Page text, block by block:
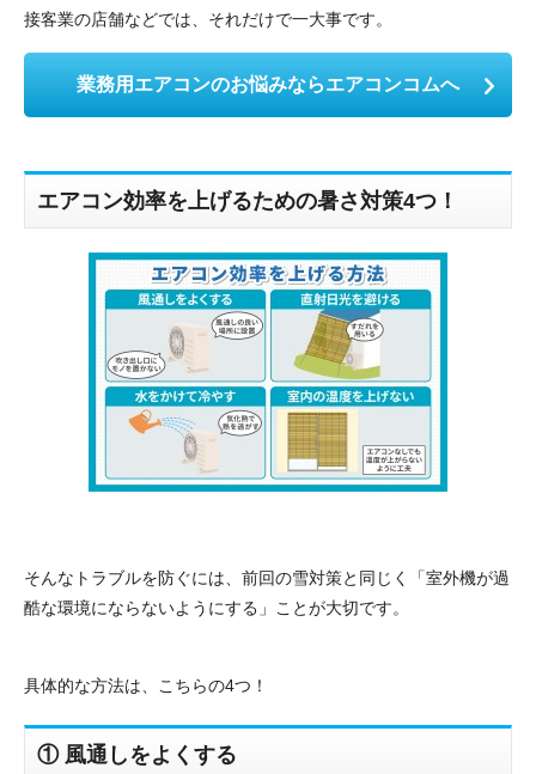
接客業の店舗などでは、それだけで一大事です。
業務用エアコンのお悩みならエアコンコムへ
エアコン効率を上げるための暑さ対策4つ！
そんなトラブルを防ぐには、前回の雪対策と同じく「室外機が過
酷な環境にならないようにする」ことが大切です。
具体的な方法は、こちらの4つ！
① 風通しをよくする